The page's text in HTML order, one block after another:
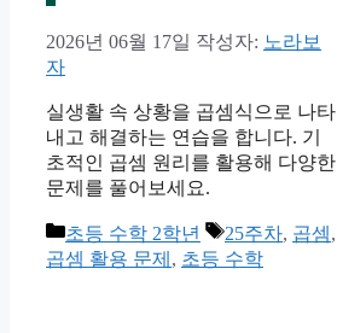
2026년 06월 17일 작성자: 노라보
자
실생활 속 상황을 곱셈식으로 나타
내고 해결하는 연습을 합니다. 기
초적인 곱셈 원리를 활용해 다양한
문제를 풀어보세요.
카
테
초등 수학 2학년
태
그
25주차, 곱셈,
곱셈 활용 문제 , 초등 수학